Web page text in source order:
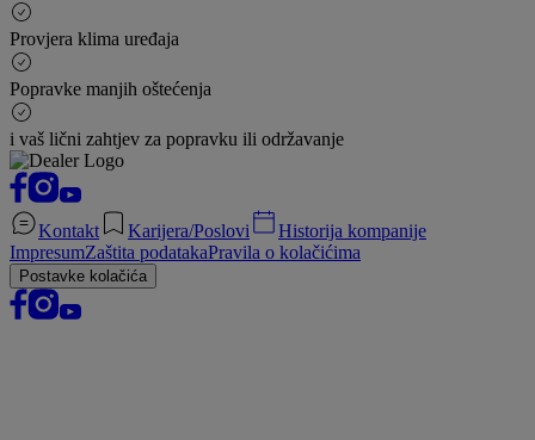
Provjera klima uređaja
Popravke manjih oštećenja
i vaš lični zahtjev za popravku ili održavanje
Kontakt Karijera/Poslovi
Historija kompanije
ImpresumZaštita podatakaPravila o kolačićima
Postavke kolačića